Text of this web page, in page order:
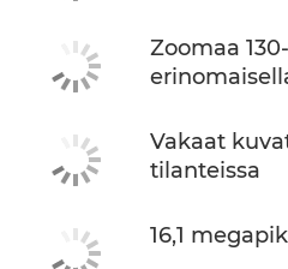
Zoomaa
Vakaat
tilanteissa
16,1